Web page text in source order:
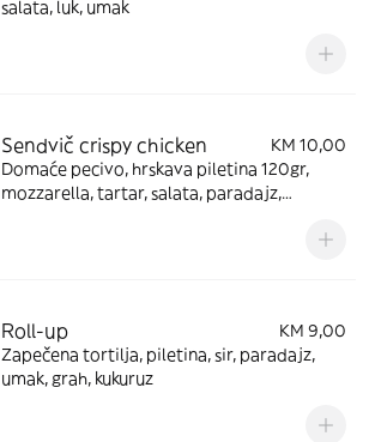
salata, luk, umak
Sendvič crispy chicken
KM 10,00
Domaće pecivo, hrskava piletina 120gr,
mozzarella, tartar, salata, paradajz,
Roll-up
KM 9,00
Zapečena tortilja, piletina, sir, paradajz,
umak, grah, kukuruz